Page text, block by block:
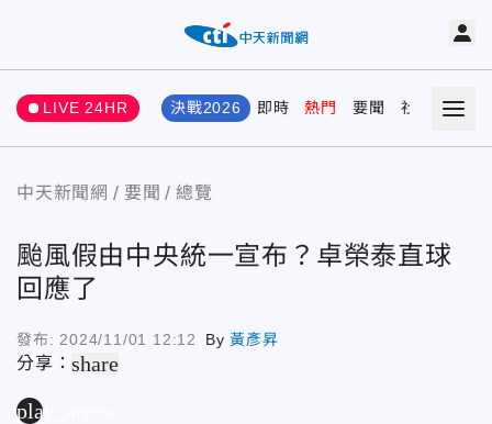
LIVE 24HR 決戰2026 即時 熱門 要聞 社會 娛樂
中天新聞網 要聞 總覽
颱風假由中央統一宣布？卓榮泰直球
回應了
發布: 2024/11/01 12:12 By黃彥昇
分享：share
play_arrow